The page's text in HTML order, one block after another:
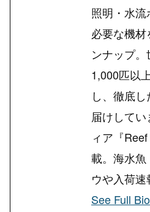
照明・水
必要な機
ンナップ
1,000匹以
し、徹底
届けして
ィア『
載。海水
ウや入荷速
See Full Bio